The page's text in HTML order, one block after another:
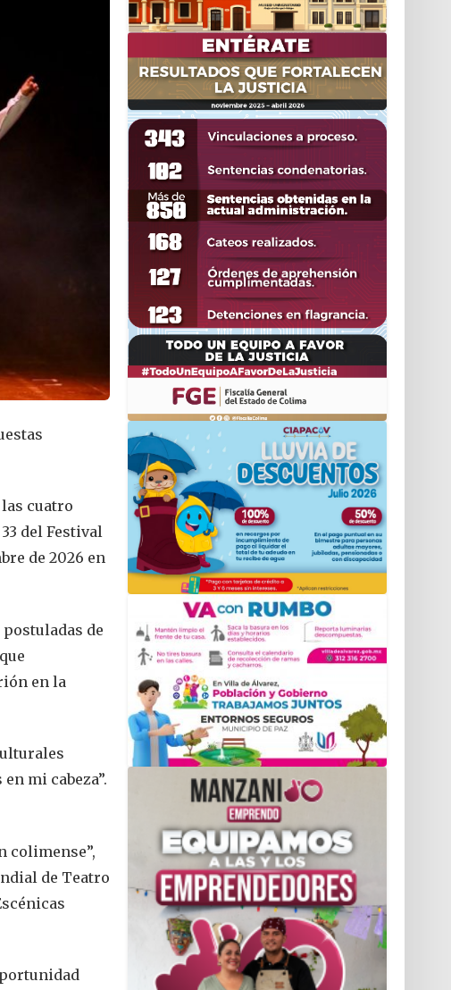
cuatro
del Festival
de 2026 en
de
en la
mi cabeza”.
colimense”,
de Teatro